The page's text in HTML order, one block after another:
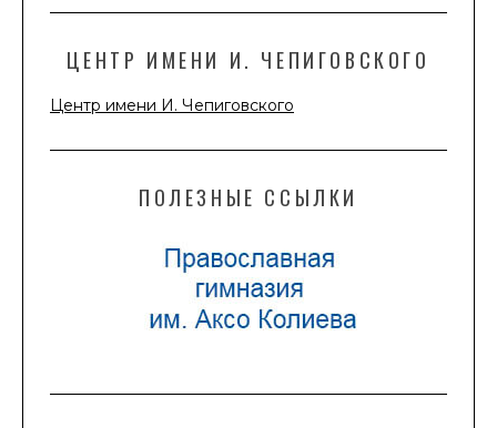
ЦЕНТР ИМЕНИ И. ЧЕПИГОВСКОГО
Центр имени И. Чепиговского
ПОЛЕЗНЫЕ ССЫЛКИ